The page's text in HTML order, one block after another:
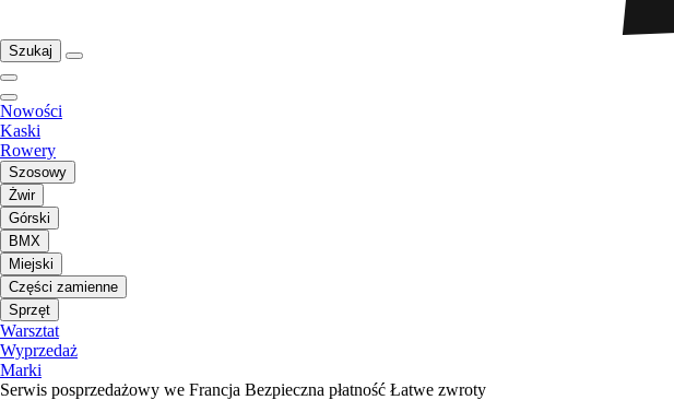
Szukaj
Nowości
Kaski
Rowery
Szosowy
Żwir
Górski
BMX
Miejski
Części zamienne
Sprzęt
Warsztat
Wyprzedaż
Marki
Serwis posprzedażowy we Francja Bezpieczna płatność Łatwe zwroty